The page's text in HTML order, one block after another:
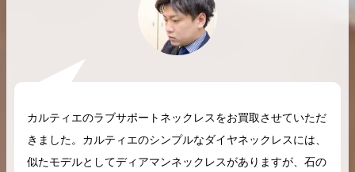
希少なリザード素材のバーキンの買取価格や
高く売るためのポイントを徹底解説
ケリーアドの買取
取相場や高く売れ
カルティエのラブサポートネックレスをお買取させていただ
きました。カルティエのシンプルなダイヤネックレスには、
似たモデルとしてディアマンネックレスがありますが、石の